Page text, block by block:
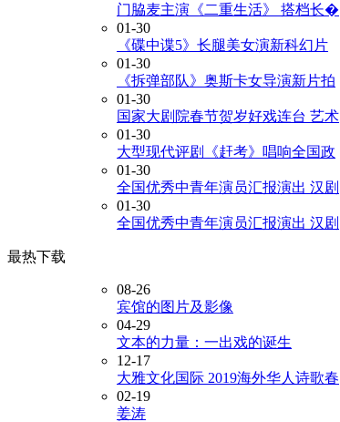
门脇麦主演《二重生活》 搭档长�
01-30
《碟中谍5》长腿美女演新科幻片
01-30
《拆弹部队》奥斯卡女导演新片拍
01-30
国家大剧院春节贺岁好戏连台 艺术
01-30
大型现代评剧《赶考》唱响全国政
01-30
全国优秀中青年演员汇报演出 汉剧
01-30
全国优秀中青年演员汇报演出 汉剧
最热下载
08-26
宾馆的图片及影像
04-29
文本的力量：一出戏的诞生
12-17
大雅文化国际 2019海外华人诗歌春
02-19
姜涛